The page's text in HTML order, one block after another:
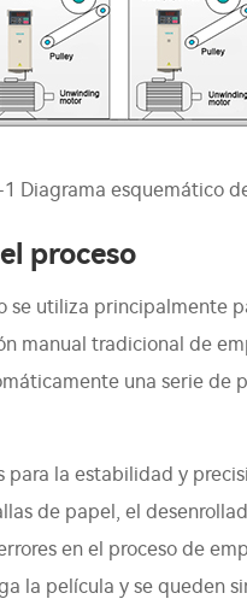
Diagrama esquemático
proceso
utiliza principalmente
manual tradicional de
una serie
la estabilidad y
de papel, el
en el proceso de
la película y se queden